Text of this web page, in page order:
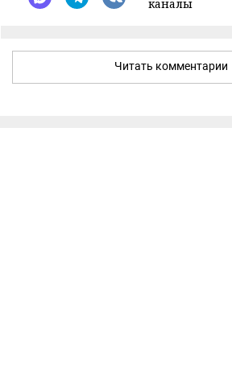
каналы
Читать комментарии